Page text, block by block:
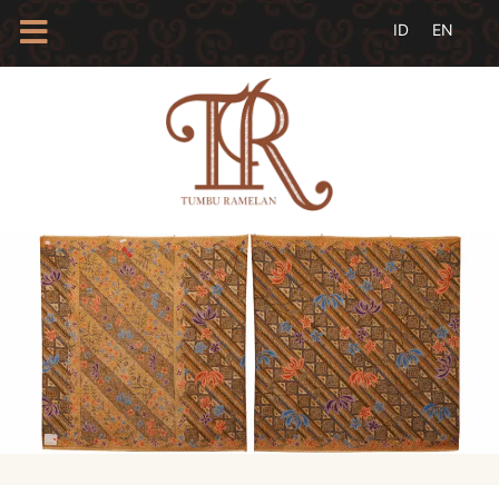
PROFIL
INSAN
BATIK
KAMUS
BATIK
KATALOG
BATIK
TANYA